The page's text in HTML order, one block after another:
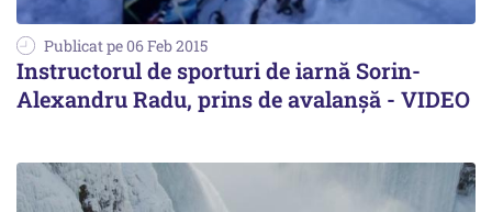
Publicat pe 06 Feb 2015
Instructorul de sporturi de iarnă Sorin-
Alexandru Radu, prins de avalanșă - VIDEO